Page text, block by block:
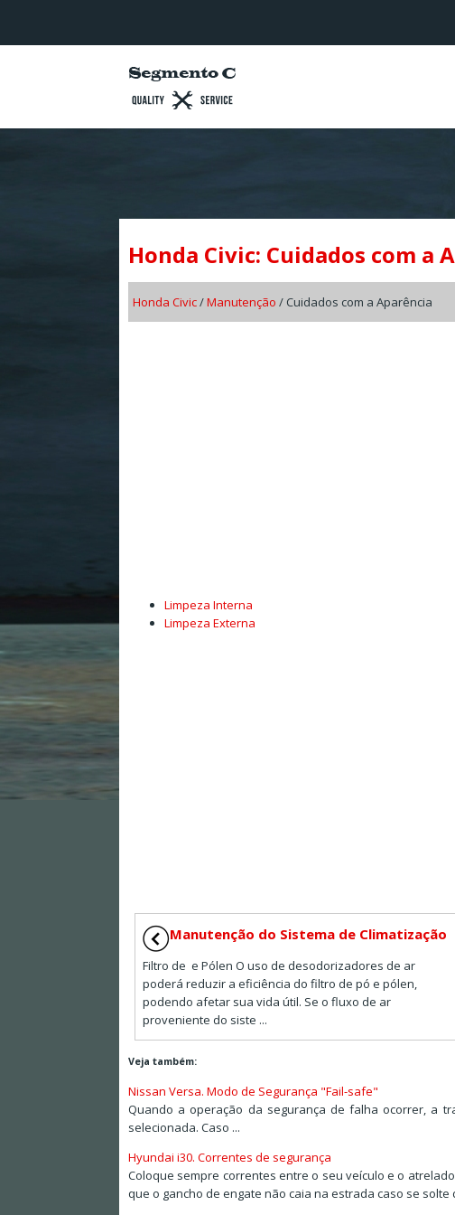
Honda Civic: Cuidados com a
Honda Civic/Manutenção / Cuidados com a Aparência
Limpeza Interna
Limpeza Externa
Manutenção do Sistema de Climatização
Filtro de e Pólen O uso de desodorizadores de ar
poderá reduzir a eficiência do filtro de pó e pólen,
podendo afetar sua vida útil. Se o fluxo de ar
proveniente do siste ...
Veja também:
Nissan Versa. Modo de Segurança "Fail-safe"
Quando a operação da segurança de falha ocorrer, a
selecionada. Caso ...
Hyundai i30. Correntes de segurança
Coloque sempre correntes entre o seu veículo e o
que o gancho de engate não caia na estrada caso se solte